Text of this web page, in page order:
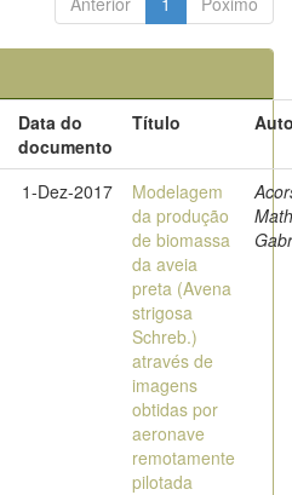
Data do
documento
Título
1-Dez-2017
Modelagem
da produção
de biomassa
da aveia
preta (Avena
strigosa
Schreb.)
através de
imagens
obtidas por
aeronave
remotamente
pilotada